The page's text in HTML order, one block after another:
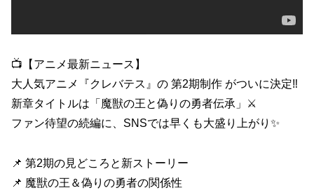
📺【アニメ最新ニュース】
大人気アニメ『クレバテス』の 第2期制作 がついに決定‼️
新章タイトルは「魔獣の王と偽りの勇者伝承」⚔️
ファン待望の続編に、SNSでは早くも大盛り上がり✨
📌 第2期の見どころと新ストーリー
📌 魔獣の王＆偽りの勇者の関係性